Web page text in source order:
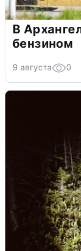
В
бензином
9 августа 0